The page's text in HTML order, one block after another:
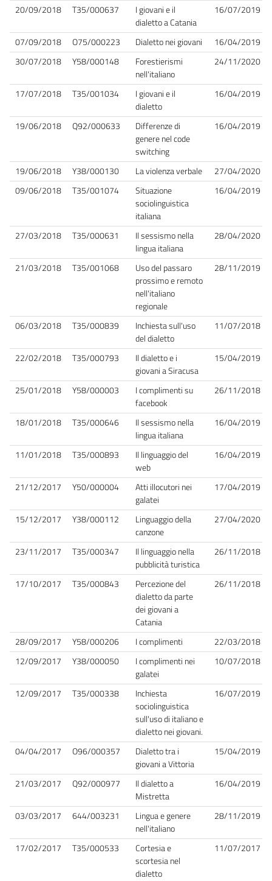
20/09/2018 T35/000637
I giovani e il
dialetto a Catania
16/07/2019
07/09/2018 O75/000223 Dialetto nei giovani
16/04/2019
30/07/2018
Y58/000148
Forestierismi
nell'italiano
24/11/2020
17/07/2018 T35/001034
I giovani e il
dialetto
16/04/2019
19/06/2018 Q92/000633
Differenze di
genere nel code
switching
16/04/2019
19/06/2018 Y38/000130 La violenza verbale
27/04/2020
09/06/2018
T35/001074
Situazione
sociolinguistica
italiana
16/04/2019
27/03/2018 T35/000631
Il sessismo nella
lingua italiana
28/04/2020
21/03/2018 T35/001068
Uso del passaro
prossimo e remoto
nell'italiano
regionale
28/11/2019
06/03/2018 T35/000839
Inchiesta sull'uso
del dialetto
11/07/2018
22/02/2018 T35/000793
Il dialetto e i
giovani a Siracusa
15/04/2019
25/01/2018 Y58/000003
I complimenti su
facebook
26/11/2018
18/01/2018 T35/000646
Il sessismo nella
lingua italiana
16/04/2019
11/01/2018 T35/000893
Il linguaggio del
web
16/04/2019
21/12/2017 Y50/000004
Atti illocutori nei
galatei
17/04/2019
15/12/2017 Y38/000112
Linguaggio della
canzone
27/04/2020
23/11/2017 T35/000347
Il linguaggio nella
pubblicità turistica
26/11/2018
17/10/2017 T35/000843
Percezione del
dialetto da parte
dei giovani a
Catania
26/11/2018
28/09/2017 Y58/000206 I complimenti
22/03/2018
12/09/2017
Y38/000050
I complimenti nei
galatei
10/07/2018
12/09/2017 T35/000338
Inchiesta
sociolinguistica
sull'uso di italiano e
dialetto nei giovani.
16/07/2019
04/04/2017 O96/000357
Dialetto tra i
giovani a Vittoria
15/04/2019
21/03/2017 Q92/000977
Il dialetto a
Mistretta
16/04/2019
03/03/2017 644/003231
Lingua e genere
nell'italiano
28/11/2019
17/02/2017 T35/000533
Cortesia e
scortesia nel
dialetto
11/07/2017